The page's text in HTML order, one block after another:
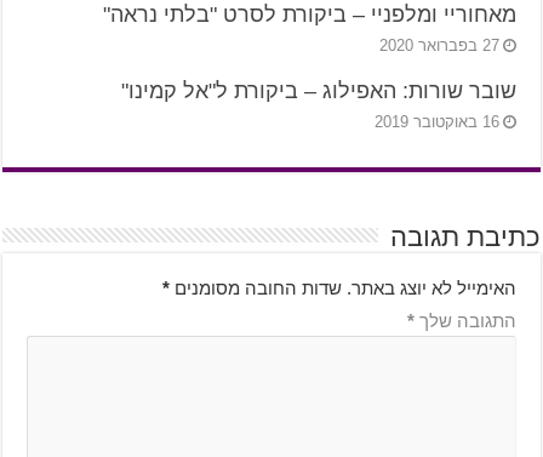
מאחוריי ומלפניי – ביקורת לסרט "בלתי נראה"
27 בפברואר 2020
שובר שורות: האפילוג – ביקורת ל"אל קמינו"
16 באוקטובר 2019
כתיבת תגובה
האימייל לא יוצג באתר. שדות החובה מסומנים *
התגובה שלך *